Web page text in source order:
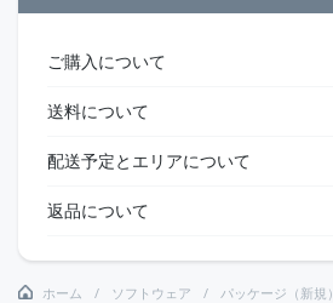
ご購入について
送料について
配送予定とエリアについて
返品について
ホーム ソフトウェア パッケージ（新規）